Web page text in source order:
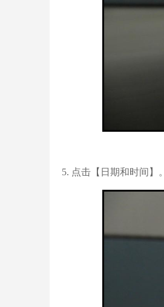
5. 点击【日期和时间】。